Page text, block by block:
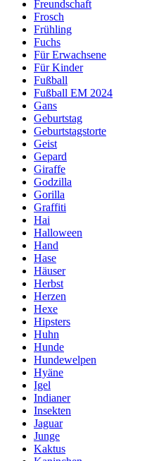
Freundschaft
Frosch
Frühling
Fuchs
Für Erwachsene
Für Kinder
Fußball
Fußball EM 2024
Gans
Geburtstag
Geburtstagstorte
Geist
Gepard
Giraffe
Godzilla
Gorilla
Graffiti
Hai
Halloween
Hand
Hase
Häuser
Herbst
Herzen
Hexe
Hipsters
Huhn
Hunde
Hundewelpen
Hyäne
Igel
Indianer
Insekten
Jaguar
Junge
Kaktus